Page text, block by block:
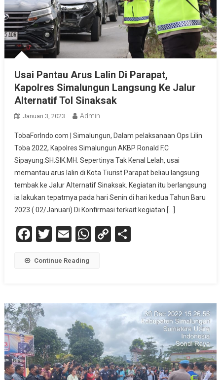
Usai Pantau Arus Lalin Di Parapat,
Kapolres Simalungun Langsung Ke Jalur
Alternatif Tol Sinaksak
Januari 3, 2023 Admin
TobaForIndo.com | Simalungun, Dalam pelaksanaan Ops Lilin
Toba 2022, Kapolres Simalungun AKBP Ronald F.C
Sipayung.SH.SIK.MH. Sepertinya Tak Kenal Lelah, usai
memantau arus lalin di Kota Tiurist Parapat beliau langsung
tembak ke Jalur Alternatif Sinaksak. Kegiatan itu berlangsung
ia lakukan tepatmya pada hari Senin di hari kedua Tahun Baru
2023 ( 02/Januari) Di Konfirmasi terkait kegiatan […]
Facebook
Twitter
EmailWhatsApp
Copy
Continue Reading